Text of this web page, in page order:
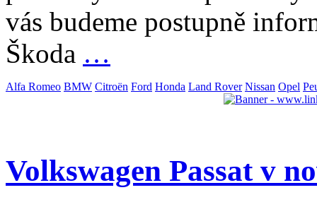
vás budeme postupně
Škoda …
Alfa Romeo BMW Citroën Ford Honda Land Rover Nissan Opel
Volkswagen Passat v